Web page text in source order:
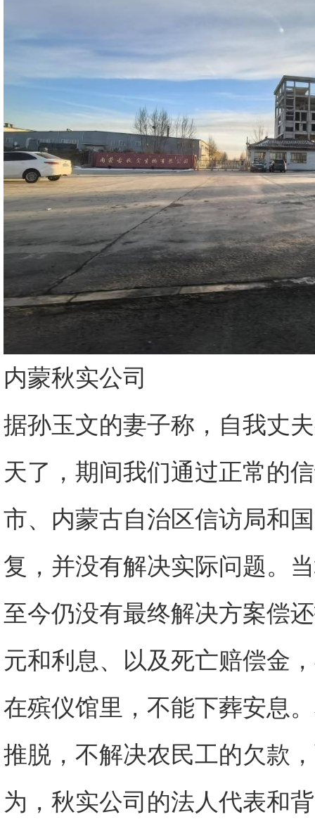
内蒙秋实公司
据孙玉文的妻子称，自我丈
天了，期间我们通过正常的
市、内蒙古自治区信访局和
复，并没有解决实际问题。
至今仍没有最终解决方案偿
元和利息、以及死亡赔偿金
在殡仪馆里，不能下葬安息
推脱，不解决农民工的欠款
为，秋实公司的法人代表和